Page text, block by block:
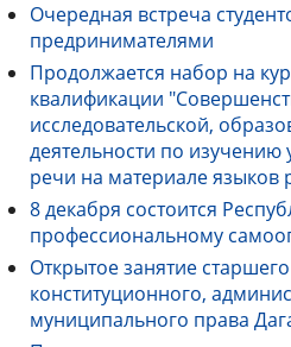
Очередная встреча
предринимателями
Продолжается набор на
квалификации
исследовательской,
деятельности по изучению
речи на материале языков
8 декабря состоится
профессиональному
Открытое занятие
конституционного,
муниципального права